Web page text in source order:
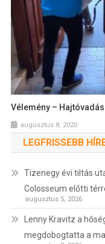
Vélemény –
augusztus 8, 2020
LEGFRISSEBB
Tizenegy évi tiltás
Colosseum előtti
augusztus 5, 2026
Lenny Kravitz a
megdobogtatta a